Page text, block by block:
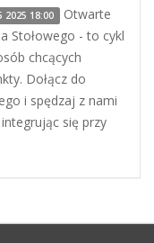
18:00 Otwarte
Stołowego - to cykl
chcących
Dołącz do
i spędzaj z nami
się przy